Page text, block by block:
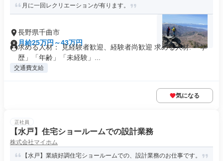
月に一回レクリエーションが有ります。
長野県千曲市
月給25万円～43万円
求める人材： 見経験者歓迎、経験者尚歓迎 求める人材: 「学
歴」「年齢」「未経験」...
交通費支給
気になる
正社員
【水戸】住宅ショールームでの設計業務
株式会社マイホム
【水戸】業績好調住宅ショールームでの、設計業務のお仕事です。